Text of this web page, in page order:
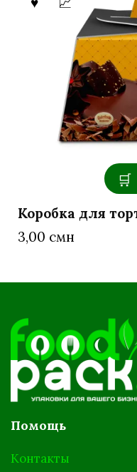
Коробка для
3,00 смн
Помощь
Контакты